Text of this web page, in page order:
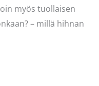
myös tuollaisen
– millä hihnan